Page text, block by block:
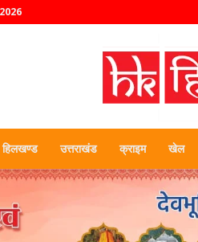
हिलखण्ड उत्तराखंड क्राइम खेल